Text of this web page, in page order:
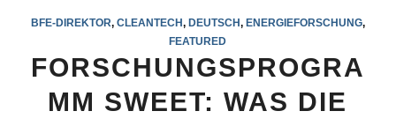
BFE-DIREKTOR, CLEANTECH, DEUTSCH, ENERGIEFORSCHUNG,
FEATURED
FORSCHUNGSPROGRA
MM SWEET: WAS DIE